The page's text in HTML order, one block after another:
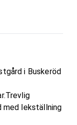
i Buskeröd
med lekställning